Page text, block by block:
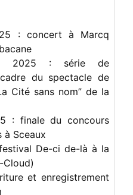
: concert à Marcq
2025 : série de
du spectacle de
Cité sans nom” de la
: finale du concours
à Sceaux
De-ci de-là à la
Cloud)
et enregistrement